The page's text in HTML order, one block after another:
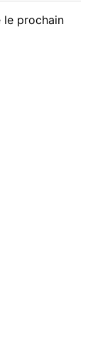
le prochain